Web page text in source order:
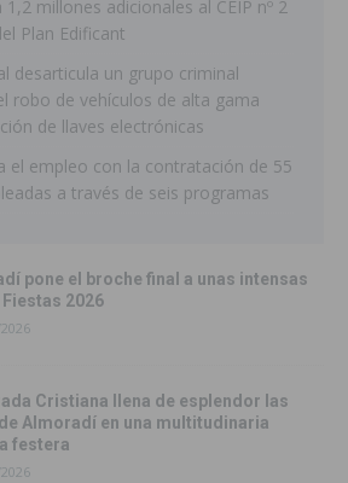
1,2 millones adicionales al CEIP nº 2
Plan Edificant
desarticula un grupo criminal
robo de vehículos de alta gama
de llaves electrónicas
el empleo con la contratación de 55
a través de seis programas
pone el broche final a unas intensas
Fiestas 2026
Cristiana llena de esplendor las
Almoradí en una multitudinaria
festera